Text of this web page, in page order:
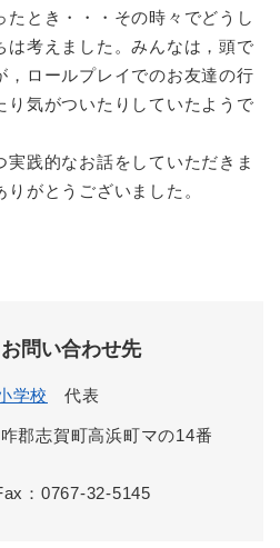
たとき・・・その時々でどうし
は考えました。みんなは，頭で
，ロールプレイでのお友達の行
り気がついたりしていたようで
践的なお話をしていただきま
がとうございました。
問い合わせ先
学校 代表
郡志賀町高浜町マの14番
：0767-32-5145